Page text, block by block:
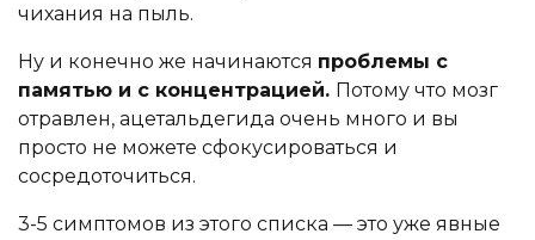
чихания на пыль.
Ну и конечно же начинаются проблемы с
памятью и с концентрацией. Потому что мозг
отравлен, ацетальдегида очень много и вы
просто не можете сфокусироваться и
сосредоточиться.
3-5 симптомов из этого списка — это уже явные